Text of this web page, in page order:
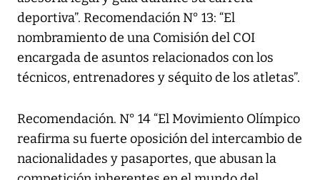
deportiva”. Recomendación N° 13: “El
nombramiento de una Comisión del COI
encargada de asuntos relacionados con los
técnicos, entrenadores y séquito de los atletas”.
Recomendación. N° 14 “El Movimiento Olímpico
reafirma su fuerte oposición del intercambio de
nacionalidades y pasaportes, que abusan la